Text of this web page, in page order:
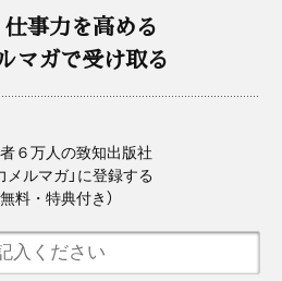
事力を高める
マガで受け取る
６万人の致知出版社
メルマガ」に登録する
料・特典付き）